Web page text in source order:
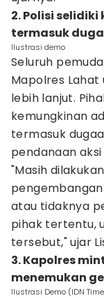
2. Polisi
termasuk
Ilustrasi demo
Seluruh
Mapolres
lebih lanjut.
kemungkinan
termasuk
pendanaan
"Masih
atau tidaknya
pihak tertentu,
tersebut," ujar
3. Kapolres
menemukan
Ilustrasi Demo (IDN